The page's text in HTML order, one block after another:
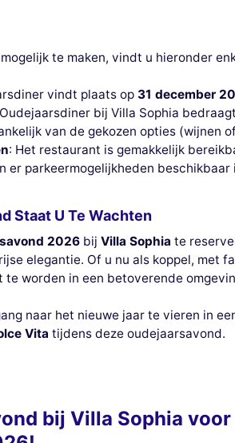
te maken, vindt u hieronder
vindt plaats op 31 december
bij Villa Sophia
van de gekozen opties (wijnen
: Het restaurant is gemakkelijk
er parkeermogelijkheden
Staat U Te Wachten
2026 bij Villa Sophia te
elegantie. Of u nu als koppel, met
worden in een betoverende
naar het nieuwe jaar te vieren in
Vita tijdens deze oudejaarsavond.
bij Villa Sophia voor